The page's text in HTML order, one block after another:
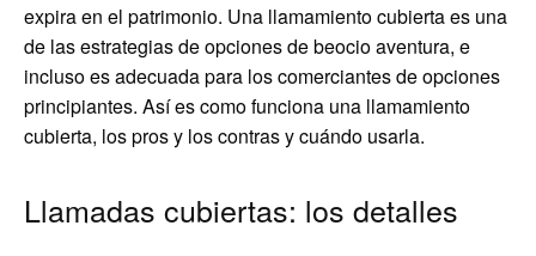
expira en el patrimonio. Una llamamiento cubierta es una
de las estrategias de opciones de beocio aventura, e
incluso es adecuada para los comerciantes de opciones
principiantes. Así es como funciona una llamamiento
cubierta, los pros y los contras y cuándo usarla.
Llamadas cubiertas: los detalles